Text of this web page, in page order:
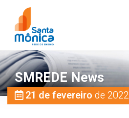
SMREDE News
21 de fevereiro de 2022